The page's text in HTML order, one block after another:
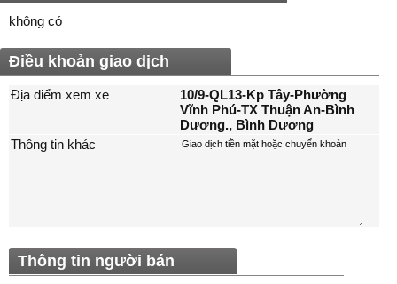
không có
Điều khoản giao dịch
Địa điểm xem xe
10/9-QL13-Kp Tây-Phường
Vĩnh Phú-TX Thuận An-Bình
Dương., Bình Dương
Thông tin khác
Thông tin người bán